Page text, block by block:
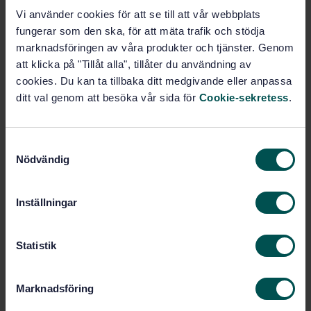
Vi använder cookies för att se till att vår webbplats
fungerar som den ska, för att mäta trafik och stödja
marknadsföringen av våra produkter och tjänster. Genom
att klicka på "Tillåt alla", tillåter du användning av
cookies. Du kan ta tillbaka ditt medgivande eller anpassa
ditt val genom att besöka vår sida för Cookie-sekretess.
Nödvändig
Inställningar
Statistik
Marknadsföring
(04.100)
Certifiering, ackreditering och
revision (04.150)
(19.020)
STANDARD
Allmänna kompetenskrav för provnings- och
Prenumerera på standarden - Läs mer